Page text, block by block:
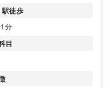
があるこの場所は、小児科
が良好なエリアに位置し、
徒歩
分
目